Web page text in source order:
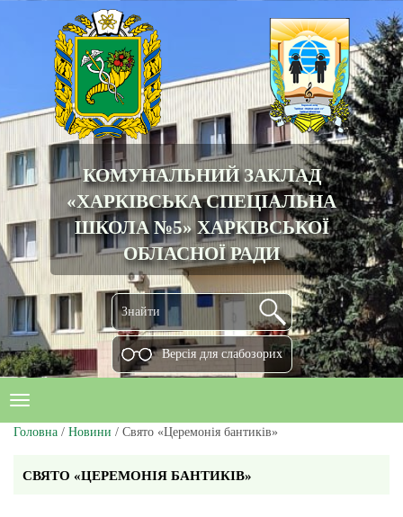
КОМУНАЛЬНИЙ ЗАКЛАД
«ХАРКІВСЬКА СПЕЦІАЛЬНА
ШКОЛА №5» ХАРКІВСЬКОЇ
ОБЛАСНОЇ РАДИ
Версiя для слабозорих
Головна / Новини / Свято «Церемонія бантиків»
СВЯТО «ЦЕРЕМОНІЯ БАНТИКІВ»